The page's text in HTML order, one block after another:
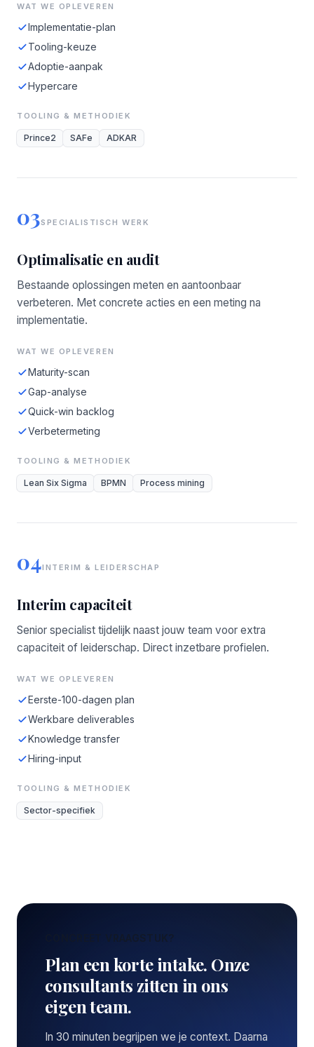
WAT WE OPLEVEREN
Implementatie-plan
Tooling-keuze
Adoptie-aanpak
Hypercare
TOOLING & METHODIEK
Prince2 SAFe ADKAR
03SPECIALISTISCH WERK
Optimalisatie en audit
Bestaande oplossingen meten en aantoonbaar
verbeteren. Met concrete acties en een meting na
implementatie.
WAT WE OPLEVEREN
Maturity-scan
Gap-analyse
Quick-win backlog
Verbetermeting
TOOLING & METHODIEK
Lean Six Sigma BPMN Process mining
04INTERIM & LEIDERSCHAP
Interim capaciteit
Senior specialist tijdelijk naast jouw team voor extra
capaciteit of leiderschap. Direct inzetbare profielen.
WAT WE OPLEVEREN
Eerste-100-dagen plan
Werkbare deliverables
Knowledge transfer
Hiring-input
TOOLING & METHODIEK
Sector-specifiek
CONCREET VRAAGSTUK?
Plan een korte intake. Onze
consultants zitten in ons
eigen team.
In 30 minuten begrijpen we je context. Daarna